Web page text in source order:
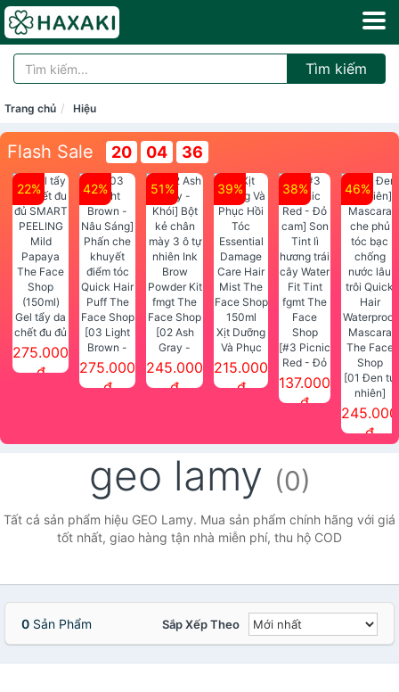
Tìm kiếm
Trang chủ Hiệu
Flash Sale 20 04 36
22%
Gel tẩy da
chết đu đủ
SMART
PEELING
275.000
đ
42%
[03 Light
Brown -
Nâu Sáng]
Phấn che
275.000
đ
51%
[02 Ash
Gray -
Khói] Bột
kẻ chân
Face Shop
245.000
đ
39%
Xịt Dưỡng
Và Phục
Hồi Tóc
Essential
215.000
đ
38%
[#3 Picnic
Red - Đỏ
cam] Son
Face
Shop
137.000
đ
46%
[01 Đen tự
nhiên]
Mascara
che phủ
Waterproof
Mascara
245.000
đ
geo lamy (0)
Tất cả sản phẩm hiệu GEO Lamy. Mua sản phẩm chính hãng với giá
tốt nhất, giao hàng tận nhà miễn phí, thu hộ COD
0 Sản Phẩm Sắp Xếp Theo